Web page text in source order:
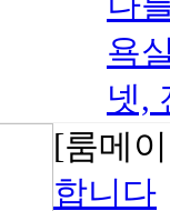
욕
넷,
[룸메
합니다